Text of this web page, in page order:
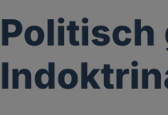
Politisch